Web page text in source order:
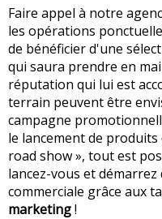
Faire appel à notre
les opérations
de bénéficier d'une
qui saura prendre en
réputation qui lui est
terrain peuvent être
campagne
le lancement de
road show », tout est
lancez-vous et
commerciale grâce aux
marketing!